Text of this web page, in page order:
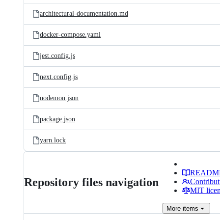
architectural-documentation.md
docker-compose.yaml
jest.config.js
next.config.js
nodemon.json
package.json
yarn.lock
Repository files navigation
MIT
More items